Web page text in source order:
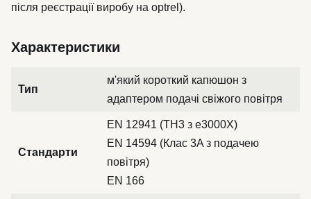
після реєстрації виробу на optrel).
Характеристики
Тип
м'який короткий капюшон з
адаптером подачі свіжого повітря
Стандарти
EN 12941 (TH3 з e3000X)
EN 14594 (Клас 3A з подачею
повітря)
EN 166